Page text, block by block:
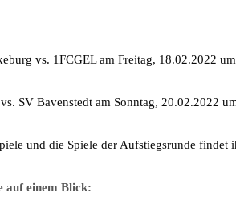
vs. 1FCGEL am Freitag, 18.02.2022
SV Bavenstedt am Sonntag, 20.02.2022
und die Spiele der Aufstiegsrunde findet
auf einem Blick: